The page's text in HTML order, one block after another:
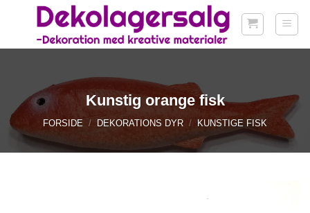
Kunstig orange fisk
FORSIDE / DEKORATIONS DYR / KUNSTIGE FISK